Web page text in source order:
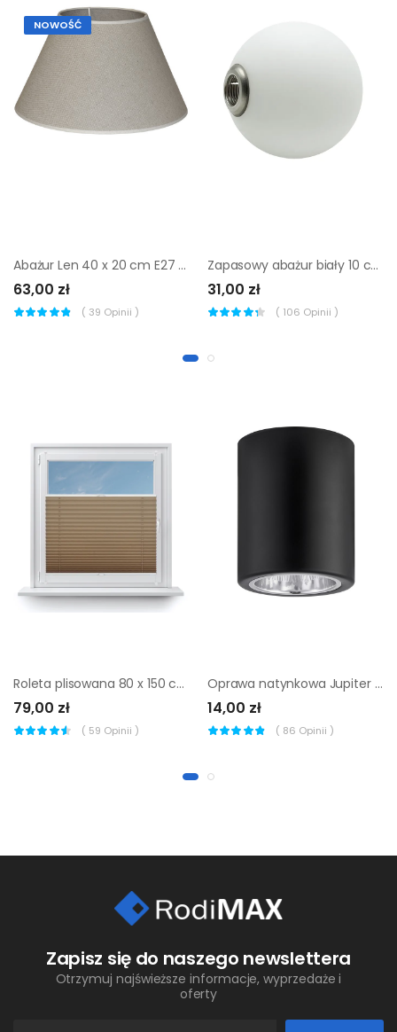
NOWOŚĆ
Abażur Len 40 x 20 cm E27 Art Abażur
63,00 zł
( 39 Opinii )
Zapasowy abażur biały 10 cm Inspire
31,00 zł
( 106 Opinii )
Roleta plisowana 80 x 150 cm beżowa Inspire
79,00 zł
( 59 Opinii )
Oprawa natynkowa Jupiter czarna E27 Inspire
14,00 zł
( 86 Opinii )
Zapisz się do naszego newslettera
Otrzymuj najświeższe informacje, wyprzedaże i
oferty